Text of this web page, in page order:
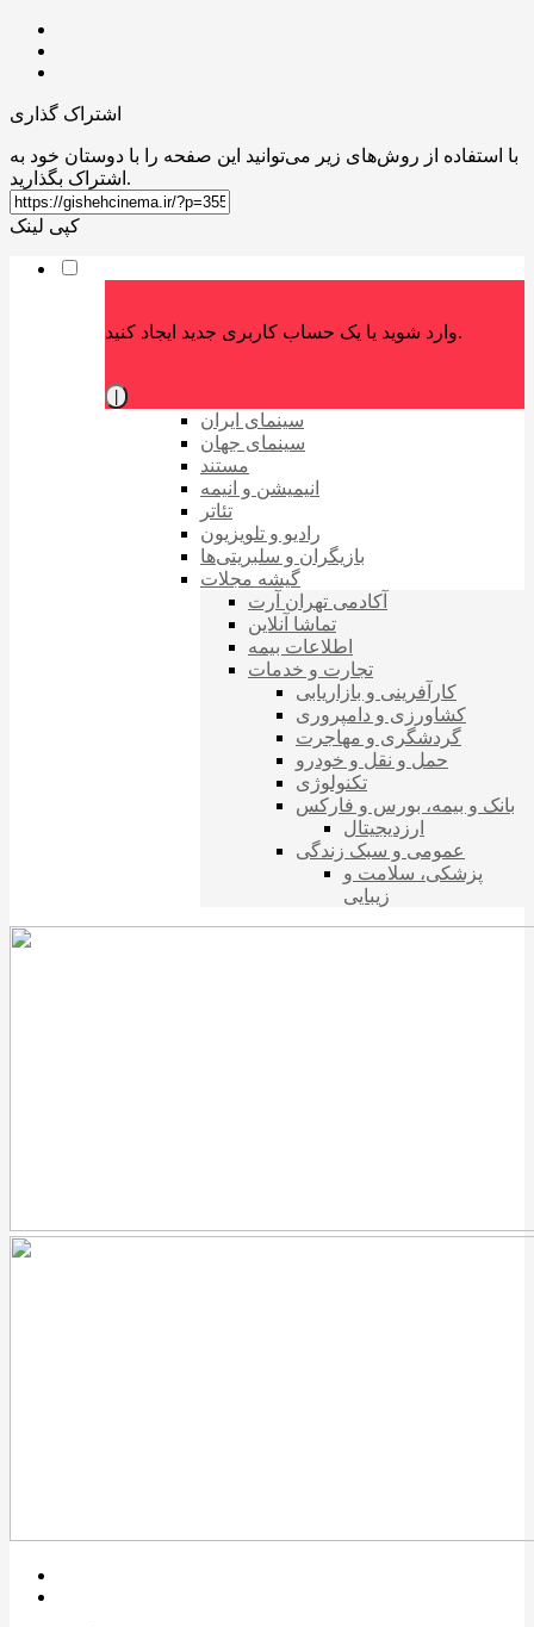
اشتراک گذاری
با استفاده از روش‌های زیر می‌توانید این صفحه را با دوستان خود به
اشتراک بگذارید.
کپی لینک
وارد شوید یا یک حساب کاربری جدید ایجاد کنید.
سینمای ایران
سینمای جهان
مستند
انیمیشن و انیمه
تئاتر
رادیو و تلویزیون
بازیگران و سلبریتی‌ها
گیشه مجلات
آکادمی تهران آرت
تماشا آنلاین
اطلاعات بیمه
تجارت و خدمات
کارآفرینی و بازاریابی
کشاورزی و دامپروری
گردشگری و مهاجرت
حمل و نقل و خودرو
تکنولوژی
بانک و بیمه، بورس و فارکس
ارزدیجیتال
عمومی و سبک زندگی
پزشکی، سلامت و
زیبایی